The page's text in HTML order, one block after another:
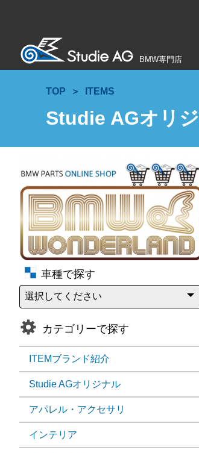
BMW専門店
TOP ITEMS
Studie AGオリ
車種で探す
カテゴリーで探す
ITEMブランド紹介
Studie AGオリジナル
アパレル・アクセサリ
インテリア